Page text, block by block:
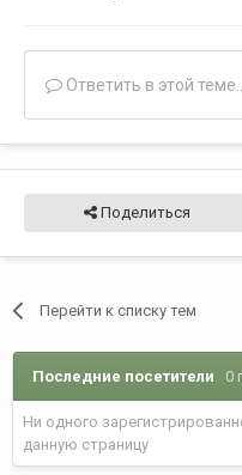
Ответить в этой теме...
Поделиться
Перейти к списку тем
Последние посетители 0
Ни одного
данную страницу